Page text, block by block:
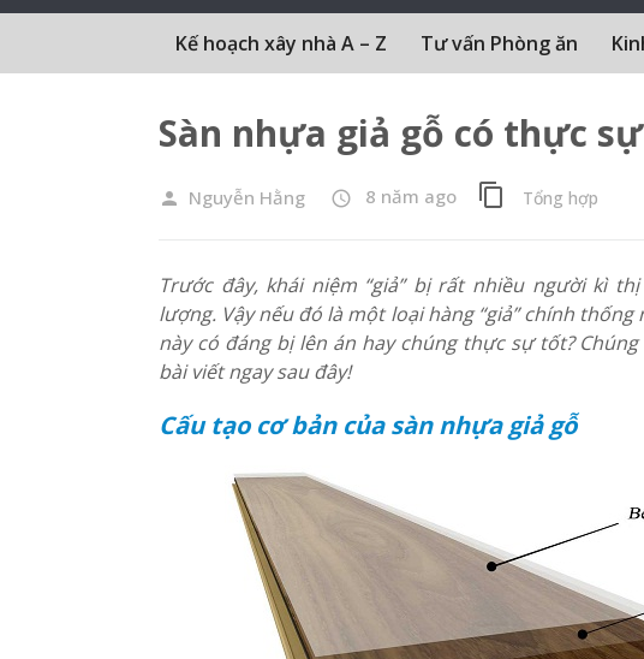
Kế hoạch xây nhà A – Z Tư vấn Phòng ăn
Sàn nhựa giả gỗ có thực
person Nguyễn Hằng access_time 8 năm ago content_copy Tổng hợp
Trước đây, khái niệm “giả” bị rất nhiều người kì
lượng. Vậy nếu đó là một loại hàng “giả” chính
này có đáng bị lên án hay chúng thực sự tốt?
bài viết ngay sau đây!
Cấu tạo cơ bản của sàn nhựa giả gỗ